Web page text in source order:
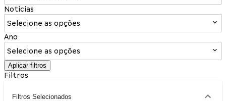
Notícias
Selecione as opções
Ano
Selecione as opções
Aplicar filtros
Filtros
Filtros Selecionados